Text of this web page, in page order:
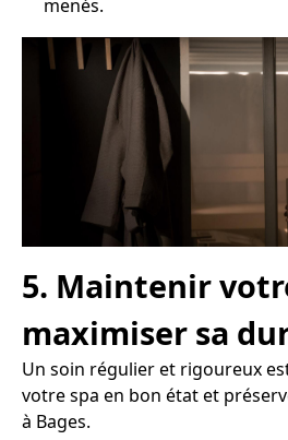
menés.
5. Maintenir
maximiser sa
Un soin régulier et rigoureux
votre spa en bon état et
à Bages.